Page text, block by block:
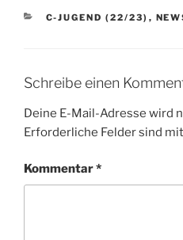
KATEGORIEN
C-JUGEND (22/23) ,
Schreibe einen
Deine E-Mail-Adresse wird
Erforderliche Felder sind mit
Kommentar*